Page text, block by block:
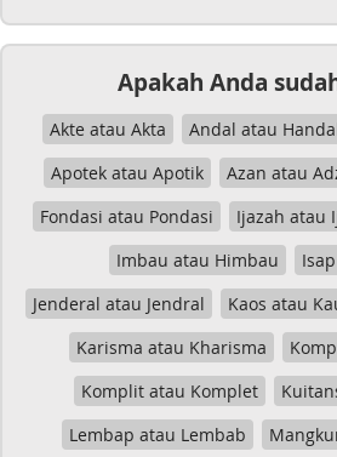
Apakah Anda
Akte atau Akta Andal atau
Apotek atau Apotik
Azan atau
Fondasi atau Pondasi
Ijazah atau
Imbau atau Himbau
Jenderal atau Jendral
Kaos atau
Karisma atau Kharisma
Komplit atau Komplet
Lembap atau Lembab